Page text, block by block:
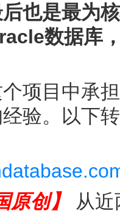
也是最为
数据库
项目中承
验。以下
原创】
从